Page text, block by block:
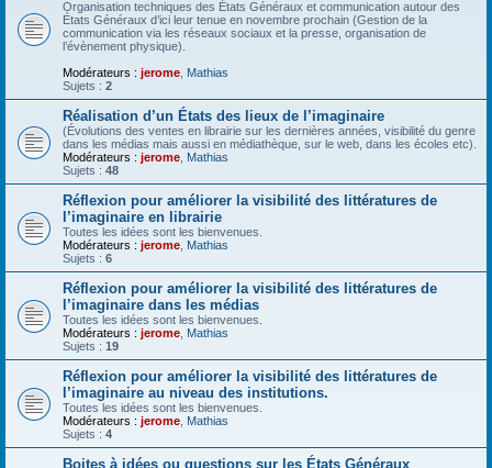
Organisation techniques des États Généraux et communication autour des
États Généraux d’ici leur tenue en novembre prochain (Gestion de la
communication via les réseaux sociaux et la presse, organisation de
l’évènement physique).
Modérateurs : jerome Mathias
Sujets : 2
Réalisation d’un États des lieux de l’imaginaire
(Évolutions des ventes en librairie sur les dernières années, visibilité du genre
dans les médias mais aussi en médiathèque, sur le web, dans les écoles etc).
Modérateurs : jerome Mathias
Sujets : 48
Réflexion pour améliorer la visibilité des littératures de
l’imaginaire en librairie
Toutes les idées sont les bienvenues.
Modérateurs : jerome Mathias
Sujets : 6
Réflexion pour améliorer la visibilité des littératures de
l’imaginaire dans les médias
Toutes les idées sont les bienvenues.
Modérateurs : jerome Mathias
Sujets : 19
Réflexion pour améliorer la visibilité des littératures de
l’imaginaire au niveau des institutions.
Toutes les idées sont les bienvenues.
Modérateurs : jerome Mathias
Sujets : 4
Boites à idées ou questions sur les États Généraux